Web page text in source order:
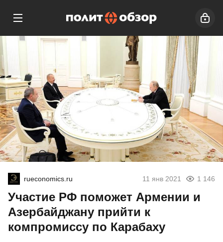
rueconomics.ru 11 янв 2021 1 146
Участие РФ поможет Армении и
Азербайджану прийти к
компромиссу по Карабаху